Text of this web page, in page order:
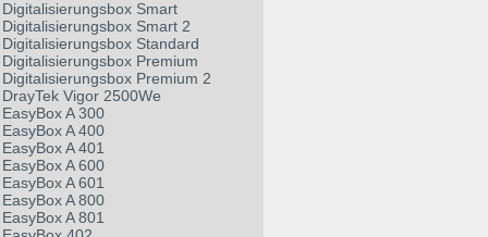
Digitalisierungsbox Smart
Digitalisierungsbox Smart 2
Digitalisierungsbox Standard
Digitalisierungsbox Premium
Digitalisierungsbox Premium 2
DrayTek Vigor 2500We
EasyBox A 300
EasyBox A 400
EasyBox A 401
EasyBox A 600
EasyBox A 601
EasyBox A 800
EasyBox A 801